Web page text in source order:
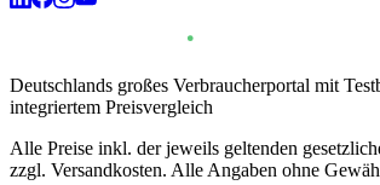
Deutschlands großes Verbraucherportal mit
integriertem Preisvergleich
Alle Preise inkl. der jeweils geltenden
zzgl. Versandkosten. Alle Angaben ohne